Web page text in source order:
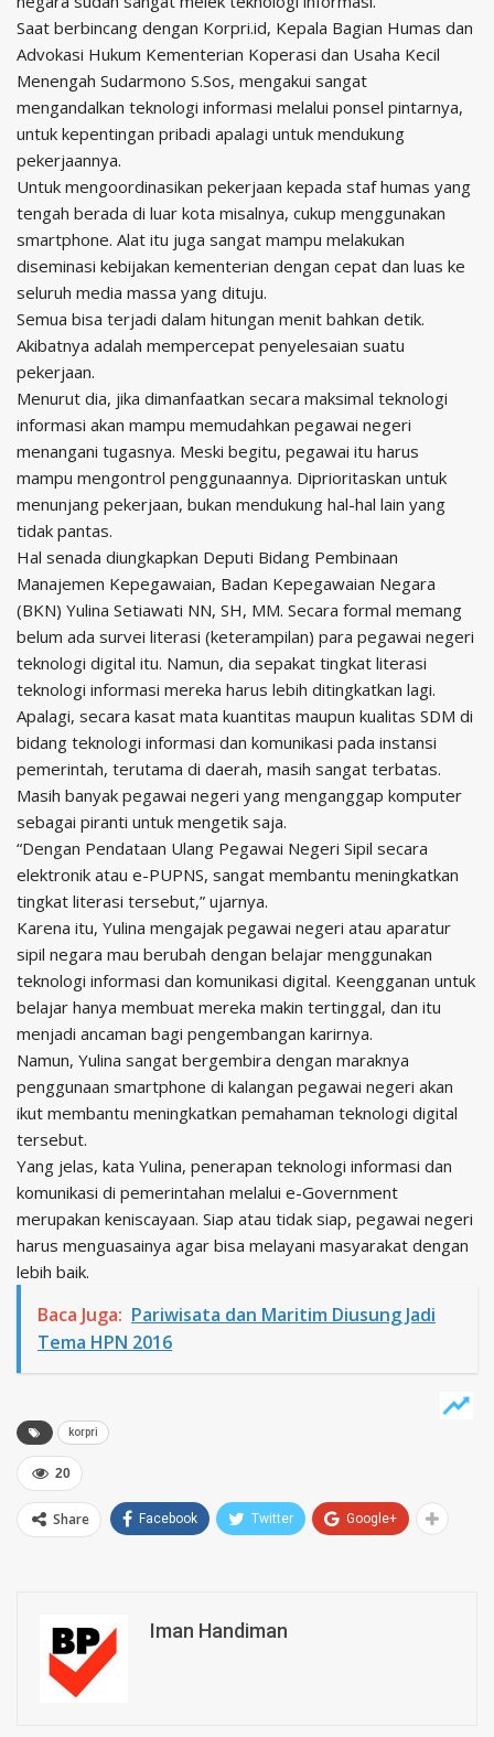
Saat berbincang dengan Korpri.id, Kepala Bagian Humas dan
Advokasi Hukum Kementerian Koperasi dan Usaha Kecil
Menengah Sudarmono S.Sos, mengakui sangat
mengandalkan teknologi informasi melalui ponsel pintarnya,
untuk kepentingan pribadi apalagi untuk mendukung
pekerjaannya.
Untuk mengoordinasikan pekerjaan kepada staf humas yang
tengah berada di luar kota misalnya, cukup menggunakan
smartphone. Alat itu juga sangat mampu melakukan
diseminasi kebijakan kementerian dengan cepat dan luas ke
seluruh media massa yang dituju.
Semua bisa terjadi dalam hitungan menit bahkan detik.
Akibatnya adalah mempercepat penyelesaian suatu
pekerjaan.
Menurut dia, jika dimanfaatkan secara maksimal teknologi
informasi akan mampu memudahkan pegawai negeri
menangani tugasnya. Meski begitu, pegawai itu harus
mampu mengontrol penggunaannya. Diprioritaskan untuk
menunjang pekerjaan, bukan mendukung hal-hal lain yang
tidak pantas.
Hal senada diungkapkan Deputi Bidang Pembinaan
Manajemen Kepegawaian, Badan Kepegawaian Negara
(BKN) Yulina Setiawati NN, SH, MM. Secara formal memang
belum ada survei literasi (keterampilan) para pegawai negeri
teknologi digital itu. Namun, dia sepakat tingkat literasi
teknologi informasi mereka harus lebih ditingkatkan lagi.
Apalagi, secara kasat mata kuantitas maupun kualitas SDM di
bidang teknologi informasi dan komunikasi pada instansi
pemerintah, terutama di daerah, masih sangat terbatas.
Masih banyak pegawai negeri yang menganggap komputer
sebagai piranti untuk mengetik saja.
“Dengan Pendataan Ulang Pegawai Negeri Sipil secara
elektronik atau e-PUPNS, sangat membantu meningkatkan
tingkat literasi tersebut,” ujarnya.
Karena itu, Yulina mengajak pegawai negeri atau aparatur
sipil negara mau berubah dengan belajar menggunakan
teknologi informasi dan komunikasi digital. Keengganan untuk
belajar hanya membuat mereka makin tertinggal, dan itu
menjadi ancaman bagi pengembangan karirnya.
Namun, Yulina sangat bergembira dengan maraknya
penggunaan smartphone di kalangan pegawai negeri akan
ikut membantu meningkatkan pemahaman teknologi digital
tersebut.
Yang jelas, kata Yulina, penerapan teknologi informasi dan
komunikasi di pemerintahan melalui e-Government
merupakan keniscayaan. Siap atau tidak siap, pegawai negeri
harus menguasainya agar bisa melayani masyarakat dengan
lebih baik.
Baca Juga: Pariwisata dan Maritim Diusung Jadi
Tema HPN 2016
korpri
20
Share Facebook Twitter Google+
Iman Handiman